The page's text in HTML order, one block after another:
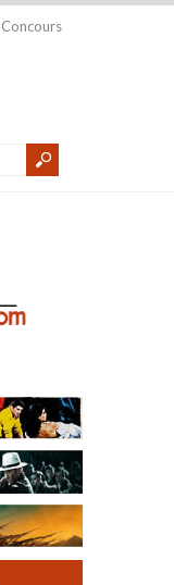
Concours